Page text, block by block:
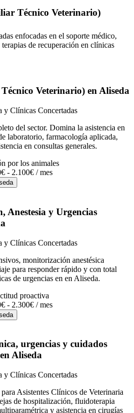
Técnico Veterinario)
enfocadas en el soporte médico,
de recuperación en clínicas
Veterinario) en Aliseda
y Clínicas Concertadas
del sector. Domina la asistencia en
laboratorio, farmacología aplicada,
en consultas generales.
por los animales
- 2.100€ / mes
Anestesia y Urgencias
y Clínicas Concertadas
monitorización anestésica
para responder rápido y con total
de urgencias en en Aliseda.
proactiva
- 2.300€ / mes
urgencias y cuidados
en Aliseda
y Clínicas Concertadas
Asistentes Clínicos de Veterinaria
de hospitalización, fluidoterapia
y asistencia en cirugías